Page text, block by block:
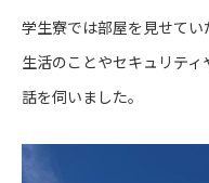
学生寮では部屋を見せて
生活のことやセキュリテ
話を伺いました。